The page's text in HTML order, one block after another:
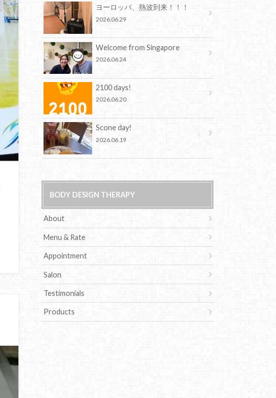
ヨーロッパ、熱波到来！！！
2026.06.29
Welcome from Singapore
2026.06.24
2100 days!
2026.06.20
Scone day!
2026.06.19
BODY DESIGN THERAPY
About
Menu & Rate
Appointment
Salon
Testimonials
Products